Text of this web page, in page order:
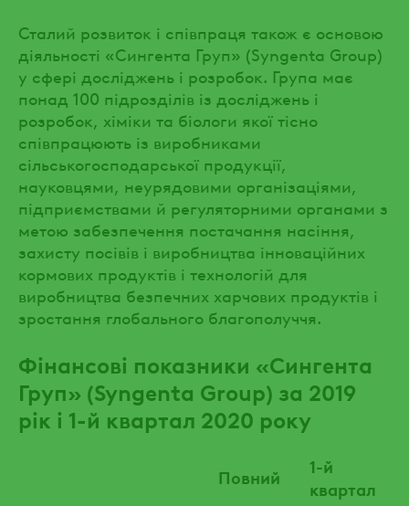
Сталий розвиток і співпраця також є основою
діяльності «Сингента Груп» (Syngenta Group)
у сфері досліджень і розробок. Група має
понад 100 підрозділів із досліджень і
розробок, хіміки та біологи якої тісно
співпрацюють із виробниками
сільськогосподарської продукції,
науковцями, неурядовими організаціями,
підприємствами й регуляторними органами з
метою забезпечення постачання насіння,
захисту посівів і виробництва інноваційних
кормових продуктів і технологій для
виробництва безпечних харчових продуктів і
зростання глобального благополуччя.
Фінансові показники «Сингента
Груп» (Syngenta Group) за 2019
рік і 1-й квартал 2020 року
Повний
1-й
квартал